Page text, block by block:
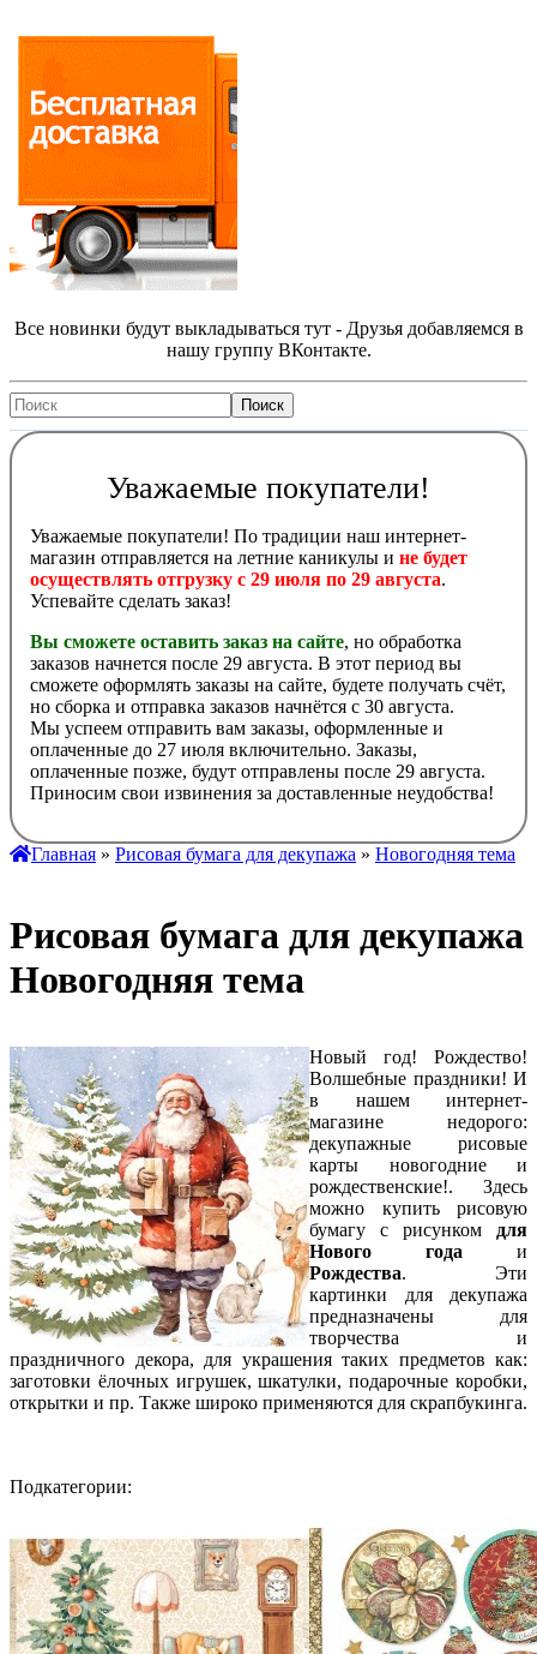
Все новинки будут выкладываться тут - Друзья добавляемся в
нашу группу ВКонтакте.
Уважаемые покупатели!
Уважаемые покупатели! По традиции наш интернет-
магазин отправляется на летние каникулы и не будет
осуществлять отгрузку с 29 июля по 29 августа.
Успевайте сделать заказ!
Вы сможете оставить заказ на сайте, но обработка
заказов начнется после 29 августа. В этот период вы
сможете оформлять заказы на сайте, будете получать счёт,
но сборка и отправка заказов начнётся с 30 августа.
Мы успеем отправить вам заказы, оформленные и
оплаченные до 27 июля включительно. Заказы,
оплаченные позже, будут отправлены после 29 августа.
Приносим свои извинения за доставленные неудобства!
Главная » Рисовая бумага для декупажа » Новогодняя тема
Рисовая бумага для декупажа
Новогодняя тема
Новый год! Рождество!
Волшебные праздники! И
в нашем интернет-
магазине недорого:
декупажные рисовые
карты новогодние и
рождественские!. Здесь
можно купить рисовую
бумагу с рисунком для
Нового года и
Рождества. Эти
картинки для декупажа
предназначены для
творчества и
праздничного декора, для украшения таких предметов как:
заготовки ёлочных игрушек, шкатулки, подарочные коробки,
открытки и пр. Также широко применяются для скрапбукинга.
Подкатегории: